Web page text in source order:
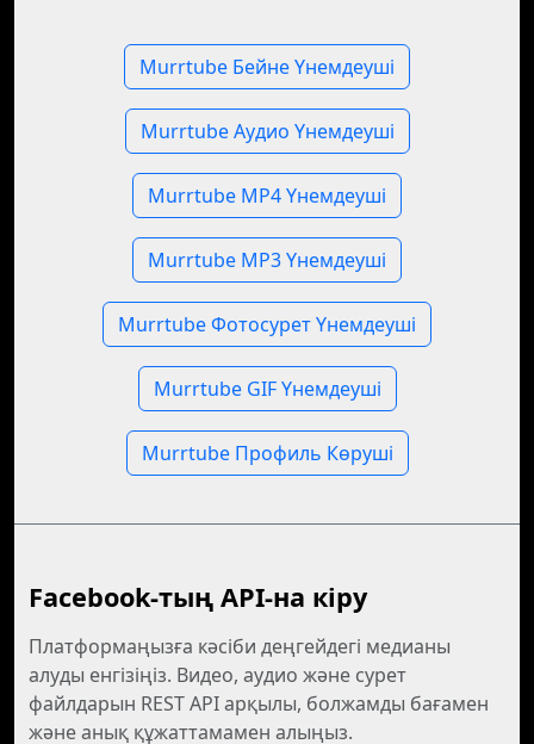
Murrtube Бейне Үнемдеуші
Murrtube Аудио Үнемдеуші
Murrtube MP4 Үнемдеуші
Murrtube MP3 Үнемдеуші
Murrtube Фотосурет Үнемдеуші
Murrtube GIF Үнемдеуші
Murrtube Профиль Көруші
Facebook-тың API-на кіру
Платформаңызға кәсіби деңгейдегі медианы
алуды енгізіңіз. Видео, аудио және сурет
файлдарын REST API арқылы, болжамды бағамен
және анық құжаттамамен алыңыз.